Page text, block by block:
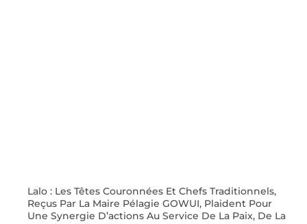
Lalo : Les Têtes Couronnées Et Chefs Traditionnels,
Reçus Par La Maire Pélagie GOWUI, Plaident Pour
Une Synergie D’actions Au Service De La Paix, De La